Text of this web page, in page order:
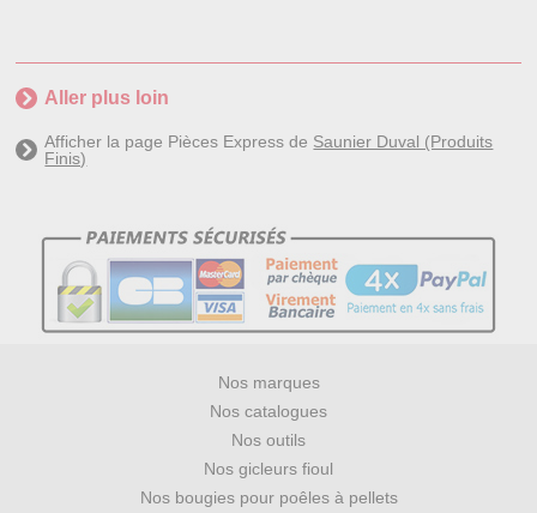
Aller plus loin
Afficher la page Pièces Express de Saunier Duval (Produits
Finis)
Nos marques
Nos catalogues
Nos outils
Nos gicleurs fioul
Nos bougies pour poêles à pellets